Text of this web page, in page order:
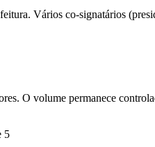
Vários co-signatários
O volume permanece
5